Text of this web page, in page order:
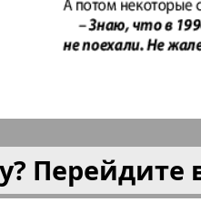
Kurorte
Маяк
Перейдите